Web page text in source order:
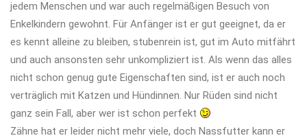
jedem Menschen und war auch regelmäßigen Besuch von
Enkelkindern gewohnt. Für Anfänger ist er gut geeignet, da er
es kennt alleine zu bleiben, stubenrein ist, gut im Auto mitfährt
und auch ansonsten sehr unkompliziert ist. Als wenn das alles
nicht schon genug gute Eigenschaften sind, ist er auch noch
verträglich mit Katzen und Hündinnen. Nur Rüden sind nicht
ganz sein Fall, aber wer ist schon perfekt
Zähne hat er leider nicht mehr viele, doch Nassfutter kann er